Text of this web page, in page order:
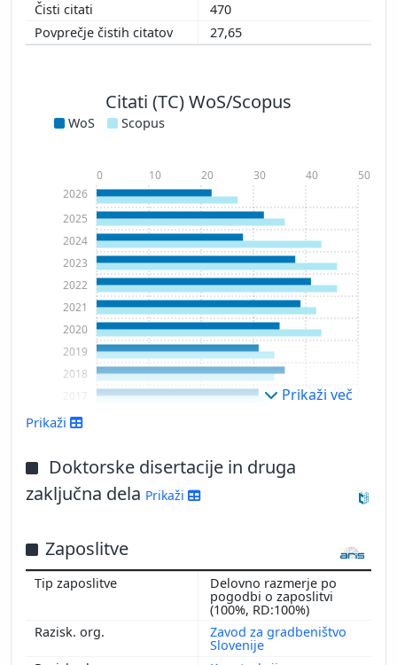
470
27,65
Citati (TC) WoS/Scopus
WoS Scopus
2013
2014
2016
2017
2018
2019
2020
2021
2022
2023
2024
2025
2026
0 10 20 30 40 50
Prikaži več
Prikaži
Doktorske disertacije in druga
zaključna dela Prikaži
Zaposlitve
Delovno razmerje po
pogodbi o zaposlitvi
(100%, RD:100%)
Zavod za gradbeništvo
Slovenije